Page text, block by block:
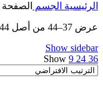
الرئيسية الجسم الصفحة 4
عرض 37–44 من أصل 44 نتيجة
Show sidebar
Show 9 24 36